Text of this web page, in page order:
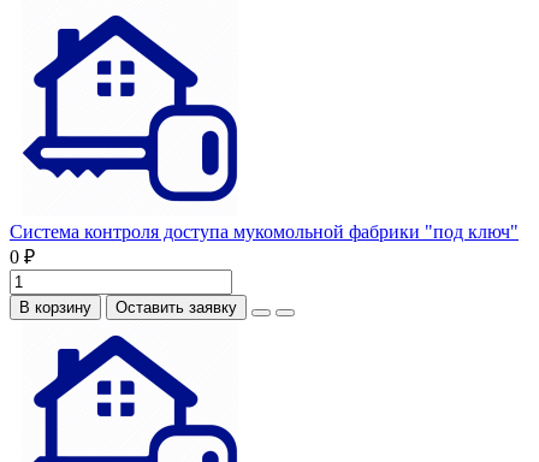
Система контроля доступа мукомольной фабрики "под ключ"
0 ₽
В корзину Оставить заявку